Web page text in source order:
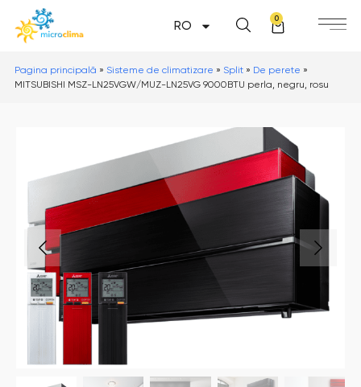
RO
0
Pagina principală » Sisteme de climatizare » Split » De perete »
MITSUBISHI MSZ-LN25VGW/MUZ-LN25VG 9000BTU perla, negru, rosu